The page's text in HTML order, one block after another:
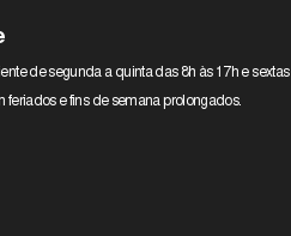
de segunda a quinta das 8h às 17h e sextas
feriados e fins de semana prolongados.